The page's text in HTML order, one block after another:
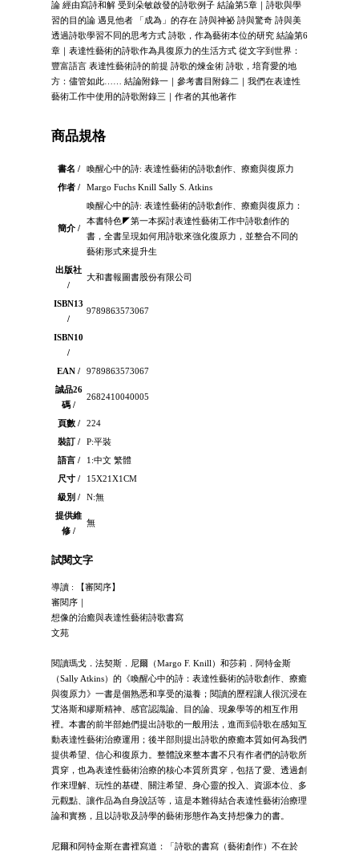
論 經由寫詩和解 受到朵敏啟發的詩歌例子 結論第5章｜詩歌與學
習的目的論 遇見他者 「成為」的存在 詩與神祕 詩與驚奇 詩與美
透過詩歌學習不同的思考方式 詩歌，作為藝術本位的研究 結論第6
章｜表達性藝術的詩歌作為具復原力的生活方式 從文字到世界：
豐富語言 表達性藝術詩的前提 詩歌的煉金術 詩歌，培育愛的地
方：儘管如此…… 結論附錄一｜參考書目附錄二｜我們在表達性
藝術工作中使用的詩歌附錄三｜作者的其他著作
商品規格
書名 /
喚醒心中的詩: 表達性藝術的詩歌創作、療癒與復原力
作者 /
Margo Fuchs Knill Sally S. Atkins
簡介 /
喚醒心中的詩: 表達性藝術的詩歌創作、療癒與復原力：
本書特色◤第一本探討表達性藝術工作中詩歌創作的
書，全書呈現如何用詩歌來強化復原力，並整合不同的
藝術形式來提升生
出版社
/
大和書報圖書股份有限公司
ISBN13
/
9789863573067
ISBN10
/
EAN /
9789863573067
誠品26
碼 /
2682410040005
頁數 /
224
裝訂 /
P:平裝
語言 /
1:中文 繁體
尺寸 /
15X21X1CM
級別 /
N:無
提供維
修 /
無
試閱文字
導讀 : 【審閱序】
審閱序｜
想像的治癒與表達性藝術詩歌書寫
文苑
閱讀瑪戈．法契斯．尼爾（Margo F. Knill）和莎莉．阿特金斯
（Sally Atkins）的《喚醒心中的詩：表達性藝術的詩歌創作、療癒
與復原力》一書是個熟悉和享受的滋養；閱讀的歷程讓人很沉浸在
艾洛斯和繆斯精神、感官認識論、目的論、現象學等的相互作用
裡。本書的前半部她們提出詩歌的一般用法，進而到詩歌在感知互
動表達性藝術治療運用；後半部則提出詩歌的療癒本質如何為我們
提供希望、信心和復原力。整體說來整本書不只有作者們的詩歌所
貫穿，也為表達性藝術治療的核心本質所貫穿，包括了愛、透過創
作來理解、玩性的基礎、關注希望、身心靈的投入、資源本位、多
元觀點、讓作品為自身說話等，這是本難得結合表達性藝術治療理
論和實務，且以詩歌及詩學的藝術形態作為支持想像力的書。
尼爾和阿特金斯在書裡寫道：「詩歌的書寫（藝術創作）不在於